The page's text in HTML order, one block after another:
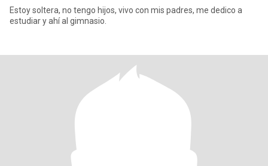
Estoy soltera, no tengo hijos, vivo con mis padres, me dedico a
estudiar y ahí al gimnasio.